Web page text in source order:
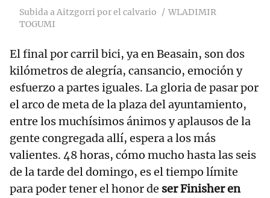
Subida a Aitzgorri por el calvario
WLADIMIR
TOGUMI
El final por carril bici, ya en Beasain, son dos
kilómetros de alegría, cansancio, emoción y
esfuerzo a partes iguales. La gloria de pasar por
el arco de meta de la plaza del ayuntamiento,
entre los muchísimos ánimos y aplausos de la
gente congregada allí, espera a los más
valientes. 48 horas, cómo mucho hasta las seis
de la tarde del domingo, es el tiempo límite
para poder tener el honor de ser Finisher en